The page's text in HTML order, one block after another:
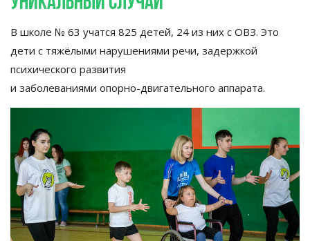
В школе № 63 учатся 825 детей, 24 из них с ОВЗ. Это
дети с тяжёлыми нарушениями речи, задержкой
психического развития
и заболеваниями опорно-двигательного аппарата.